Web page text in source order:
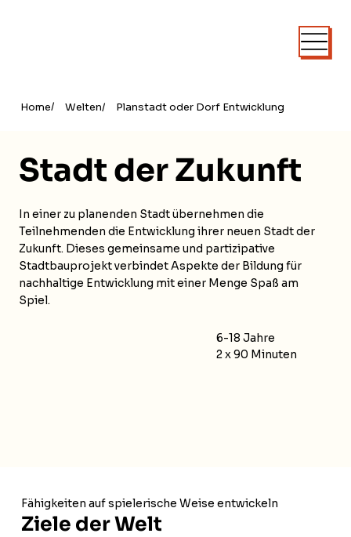
Home/ Welten/ Planstadt oder Dorf Entwicklung
Fähigkeiten auf spielerische Weise entwickeln
Ziele der Welt
Stadt der Zukunft
In einer zu planenden Stadt übernehmen die
Teilnehmenden die Entwicklung ihrer neuen Stadt der
Zukunft. Dieses gemeinsame und partizipative
Stadtbauprojekt verbindet Aspekte der Bildung für
nachhaltige Entwicklung mit einer Menge Spaß am
Spiel.
6-18 Jahre
2 x 90 Minuten